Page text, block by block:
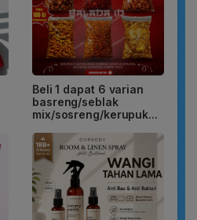
Beli 1 dapat 6 varian
basreng/seblak
mix/sosreng/kerupuk...